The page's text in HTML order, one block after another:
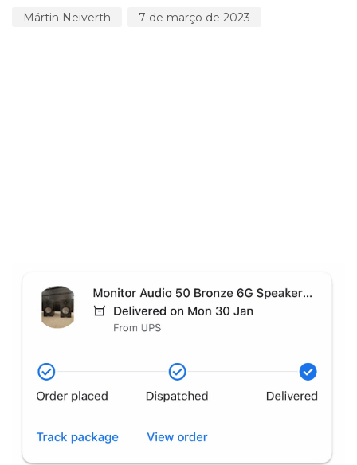
Mártin Neiverth 7 de março de 2023